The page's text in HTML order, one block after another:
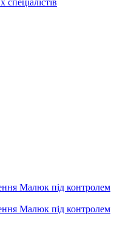
спеціалістів
Малюк під контролем
Малюк під контролем